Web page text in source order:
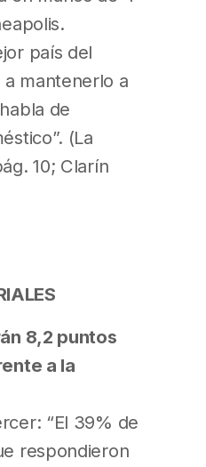
país del
mantenerlo a
de
(La
10; Clarín
8,2 puntos
a la
“El 39% de
respondieron